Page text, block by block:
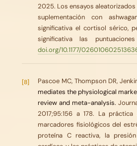
2025. Los ensayos
suplementación con
significativa el cortisol sérico,
significativa las
doi.org/10.1177/
[8] Pascoe MC, Thompson DR,
mediates the physiological
review and meta-analysis.
2017;95:156 a 178. La
marcadores fisiológicos del
proteína C reactiva, la